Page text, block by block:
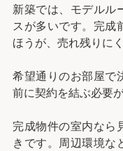
新築では、モデルル
スが多いです。完成
ほうが、売れ残りに
希望通りのお部屋で
前に契約を結ぶ必要
完成物件の室内なら
きです。周辺環境な